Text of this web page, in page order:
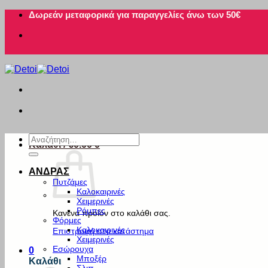
Μετάβαση
περιεχόμενο
Δωρεάν μεταφορικά για παραγγελίες άνω των 50€
Καλάθι /€0.00 0
Κανένα προϊόν στο καλάθι σας.
Επιστροφή στο κατάστημα
0
Καλάθι
Αναζήτηση
για:
ΑΝΔΡΑΣ
Πυτζάμες
Καλοκαιρινές
Χειμερινές
Ρόμπες
Φόρμες
Καλοκαιρινές
Χειμερινές
Εσώρουχα
Μποξέρ